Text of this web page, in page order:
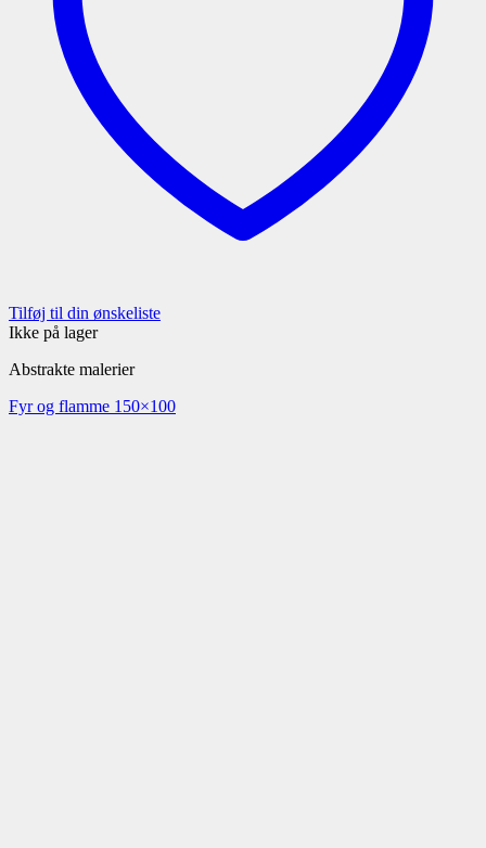
Tilføj til din ønskeliste
Ikke på lager
Abstrakte malerier
Fyr og flamme 150×100